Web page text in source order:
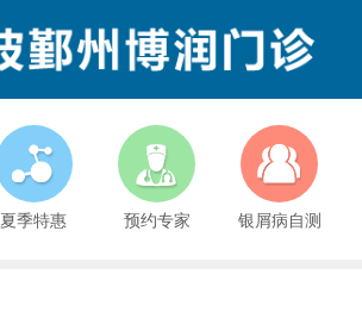
夏季特惠 预约专家 银屑病自测